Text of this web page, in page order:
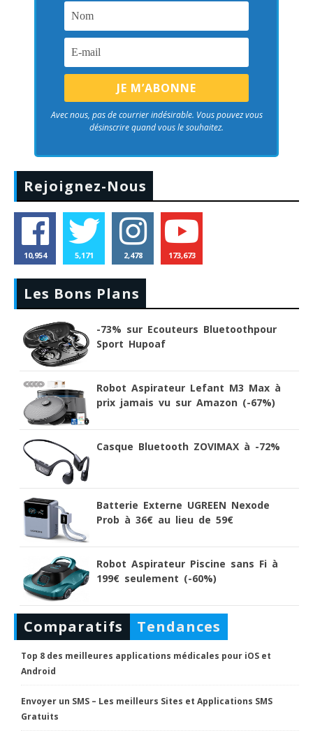
Avec nous, pas de courrier indésirable. Vous pouvez vous
désinscrire quand vous le souhaitez.
Rejoignez-Nous
10,954 5,171 2,478 173,673
Les Bons Plans
-73% sur Ecouteurs Bluetoothpour
Sport Hupoaf
Robot Aspirateur Lefant M3 Max à
prix jamais vu sur Amazon (-67%)
Casque Bluetooth ZOVIMAX à -72%
Batterie Externe UGREEN Nexode
Prob à 36€ au lieu de 59€
Robot Aspirateur Piscine sans Fi à
199€ seulement (-60%)
Comparatifs Tendances
Top 8 des meilleures applications médicales pour iOS et
Android
Envoyer un SMS – Les meilleurs Sites et Applications SMS
Gratuits